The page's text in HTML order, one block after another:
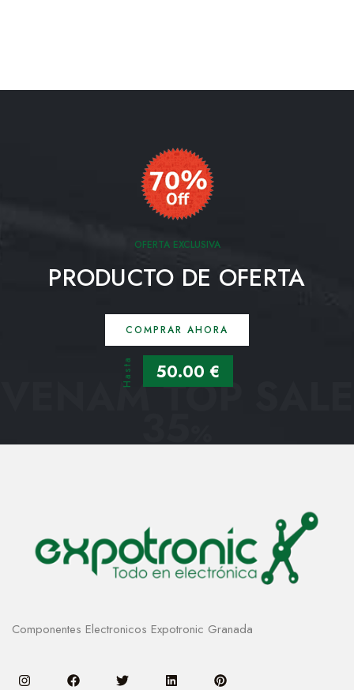
OFERTA EXCLUSIVA
PRODUCTO DE OFERTA
COMPRAR AHORA
Hasta 50.00 €
VENAM TOP SALE
35
Componentes Electronicos Expotronic Granada